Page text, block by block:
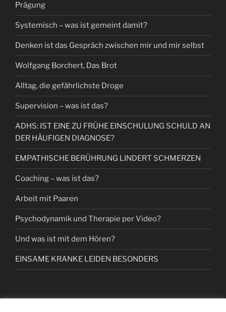
Prägung
Systemisch – was ist gemeint damit?
Denken ist das Gespräch zwischen mir und mir selbst
Wolfgang Borchert, Das Brot
Alltag, die gefährlichste Droge
Supervision – was ist das?
ADHS: IST EINE ZU FRÜHE EINSCHULUNG SCHULD AN
DER HÄUFIGEN DIAGNOSE?
EMPATHISCHE BERÜHRUNG LINDERT SCHMERZEN
Coaching – was ist das?
Arbeit mit Paaren
Psychodynamik und Therapie per Video?
Und was ist mit dem Hören?
EINSAME KRANKE LEIDEN BESONDERS